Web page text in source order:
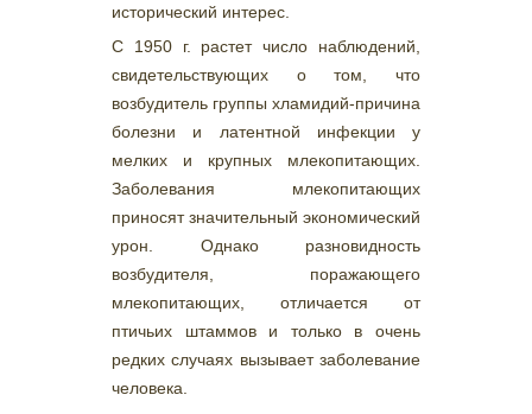
исторический интерес.
С 1950 г. растет число наблюдений,
свидетельствующих о том, что
возбудитель группы хламидий-причина
болезни и латентной инфекции у
мелких и крупных млекопитающих.
Заболевания млекопитающих
приносят значительный экономический
урон. Однако разновидность
возбудителя, поражающего
млекопитающих, отличается от
птичьих штаммов и только в очень
редких случаях вызывает заболевание
человека.